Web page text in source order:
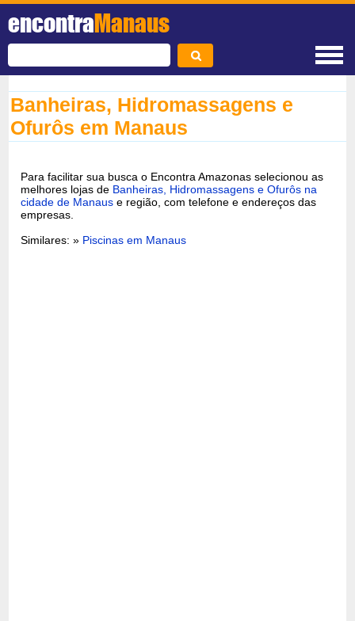
encontraManaus
Banheiras, Hidromassagens e
Ofurôs em Manaus
Para facilitar sua busca o Encontra Amazonas selecionou as
melhores lojas de Banheiras, Hidromassagens e Ofurôs na
cidade de Manaus e região, com telefone e endereços das
empresas.
Similares: » Piscinas em Manaus